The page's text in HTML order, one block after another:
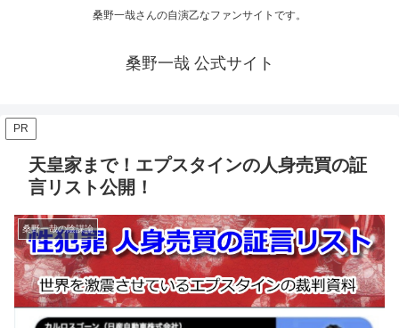
桑野一哉さんの自演乙なファンサイトです。
桑野一哉 公式サイト
PR
天皇家まで！エプスタインの人身売買の証
言リスト公開！
桑野一哉の陰謀論